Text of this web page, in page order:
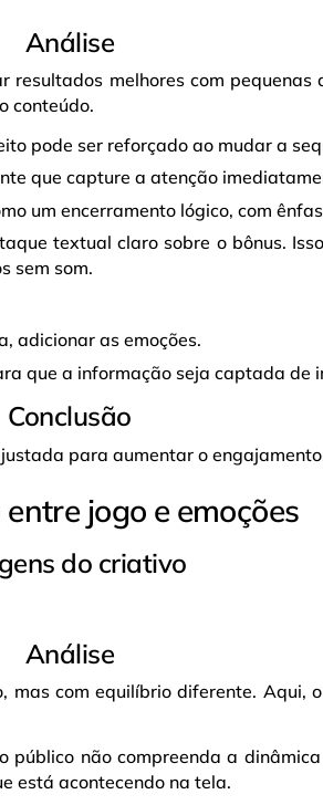
Análise
melhores com pequenas
conteúdo.
pode ser reforçado ao mudar a
que capture a atenção
um encerramento lógico, com
textual claro sobre o bônus.
sem som.
adicionar as emoções.
que a informação seja captada de
Conclusão
para aumentar o
jogo e emoções
do criativo
Análise
mas com equilíbrio diferente. Aqui,
público não compreenda a
está acontecendo na tela.